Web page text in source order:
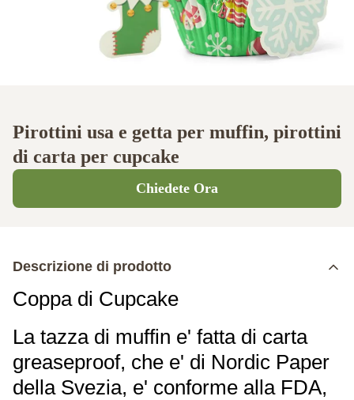
Pirottini usa e getta per muffin, pirottini
di carta per cupcake
Chiedete Ora
Descrizione di prodotto
Coppa di Cupcake
La tazza di muffin e' fatta di carta
greaseproof, che e' di Nordic Paper
della Svezia, e' conforme alla FDA,